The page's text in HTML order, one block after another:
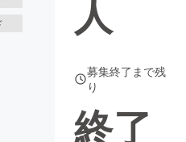
人
募集終了まで残
り
終了